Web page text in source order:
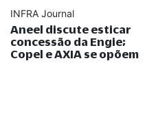
INFRA Journal
Aneel discute esticar
concessão da Engie;
Copel e AXIA se opõem